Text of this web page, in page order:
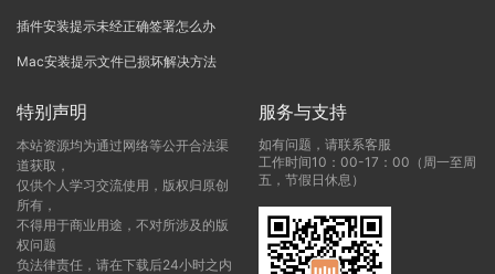
插件安装提示未经正确签署怎么办
Mac安装提示文件已损坏解决方法
特别声明
本站资源均为通过网络等公开合法渠
道获取，
仅供个人学习交流使用，版权归原创
所有，
不得用于商业用途，不对所涉及的版
权问题
负法律责任，请在下载后24小时之内
服务与支持
如有问题，请联系客服
工作时间10：00-17：00（周一至周
五，节假日休息）